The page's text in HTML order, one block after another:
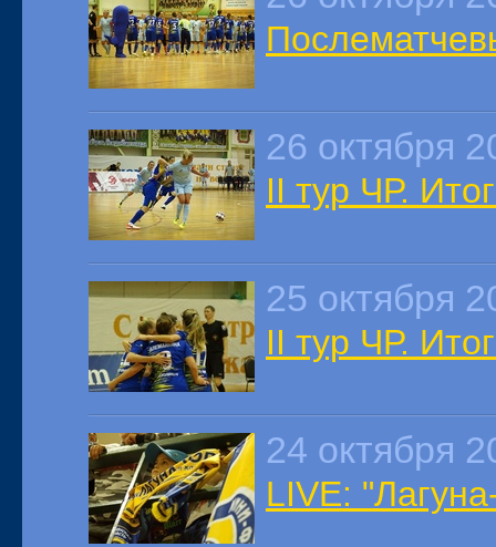
26 октября
II тур ЧР.
25 октября
II тур ЧР.
24 октября
LIVE: